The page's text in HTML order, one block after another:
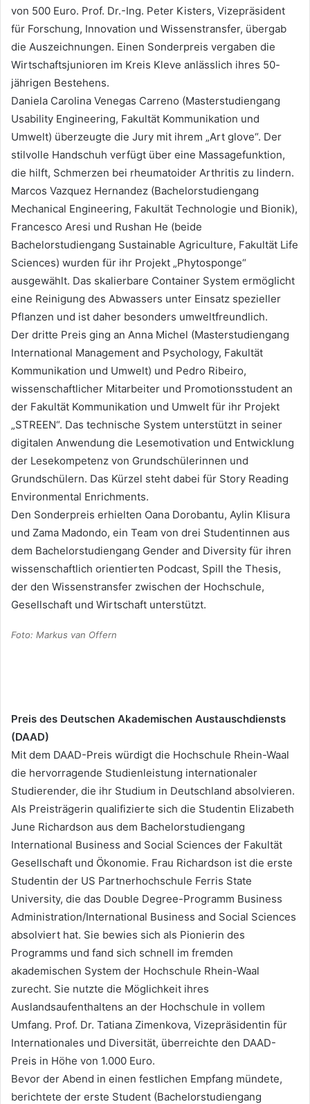
von 500 Euro. Prof. Dr.-Ing. Peter Kisters, Vizepräsident
für Forschung, Innovation und Wissenstransfer, übergab
die Auszeichnungen. Einen Sonderpreis vergaben die
Wirtschaftsjunioren im Kreis Kleve anlässlich ihres 50-
jährigen Bestehens.
Daniela Carolina Venegas Carreno (Masterstudiengang
Usability Engineering, Fakultät Kommunikation und
Umwelt) überzeugte die Jury mit ihrem „Art glove“. Der
stilvolle Handschuh verfügt über eine Massagefunktion,
die hilft, Schmerzen bei rheumatoider Arthritis zu lindern.
Marcos Vazquez Hernandez (Bachelorstudiengang
Mechanical Engineering, Fakultät Technologie und Bionik),
Francesco Aresi und Rushan He (beide
Bachelorstudiengang Sustainable Agriculture, Fakultät Life
Sciences) wurden für ihr Projekt „Phytosponge“
ausgewählt. Das skalierbare Container System ermöglicht
eine Reinigung des Abwassers unter Einsatz spezieller
Pflanzen und ist daher besonders umweltfreundlich.
Der dritte Preis ging an Anna Michel (Masterstudiengang
International Management and Psychology, Fakultät
Kommunikation und Umwelt) und Pedro Ribeiro,
wissenschaftlicher Mitarbeiter und Promotionsstudent an
der Fakultät Kommunikation und Umwelt für ihr Projekt
„STREEN“. Das technische System unterstützt in seiner
digitalen Anwendung die Lesemotivation und Entwicklung
der Lesekompetenz von Grundschülerinnen und
Grundschülern. Das Kürzel steht dabei für Story Reading
Environmental Enrichments.
Den Sonderpreis erhielten Oana Dorobantu, Aylin Klisura
und Zama Madondo, ein Team von drei Studentinnen aus
dem Bachelorstudiengang Gender and Diversity für ihren
wissenschaftlich orientierten Podcast, Spill the Thesis,
der den Wissenstransfer zwischen der Hochschule,
Gesellschaft und Wirtschaft unterstützt.
Foto: Markus van Offern
Preis des Deutschen Akademischen Austauschdiensts
(DAAD)
Mit dem DAAD-Preis würdigt die Hochschule Rhein-Waal
die hervorragende Studienleistung internationaler
Studierender, die ihr Studium in Deutschland absolvieren.
Als Preisträgerin qualifizierte sich die Studentin Elizabeth
June Richardson aus dem Bachelorstudiengang
International Business and Social Sciences der Fakultät
Gesellschaft und Ökonomie. Frau Richardson ist die erste
Studentin der US Partnerhochschule Ferris State
University, die das Double Degree-Programm Business
Administration/International Business and Social Sciences
absolviert hat. Sie bewies sich als Pionierin des
Programms und fand sich schnell im fremden
akademischen System der Hochschule Rhein-Waal
zurecht. Sie nutzte die Möglichkeit ihres
Auslandsaufenthaltens an der Hochschule in vollem
Umfang. Prof. Dr. Tatiana Zimenkova, Vizepräsidentin für
Internationales und Diversität, überreichte den DAAD-
Preis in Höhe von 1.000 Euro.
Bevor der Abend in einen festlichen Empfang mündete,
berichtete der erste Student (Bachelorstudiengang